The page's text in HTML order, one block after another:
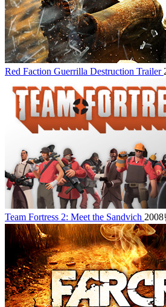
Red Faction Guerrilla Destruction Trailer
Team Fortress 2: Meet the Sandvich